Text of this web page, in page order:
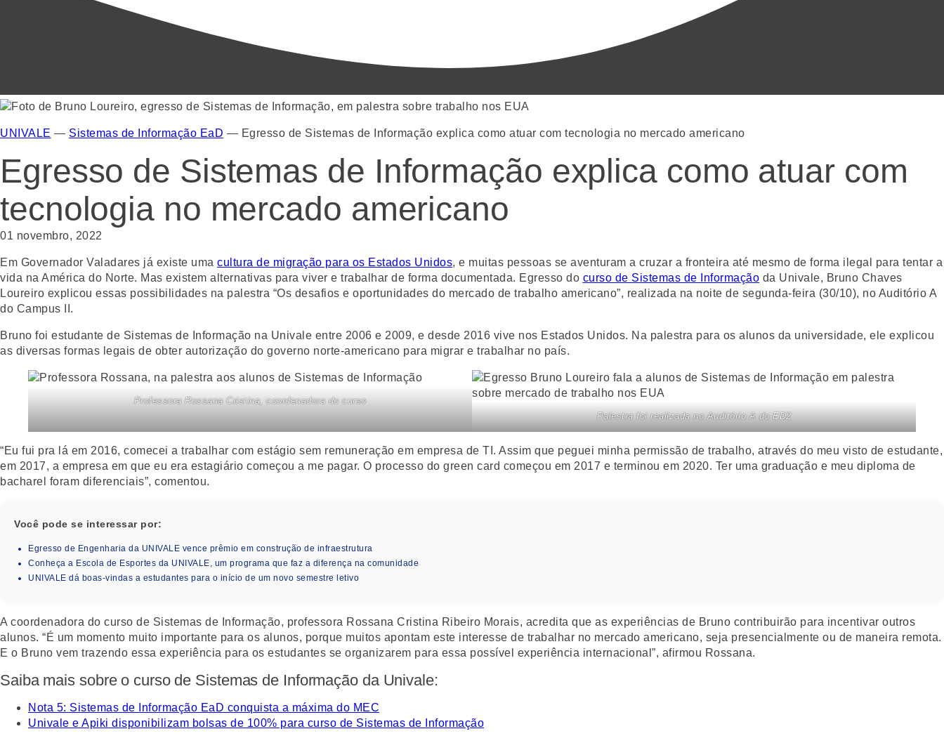
UNIVALE — Sistemas de Informação EaD — Egresso de Sistemas de Informação explica como atuar com tecnologia no mercado americano
Egresso de Sistemas de Informação explica como atuar com
tecnologia no mercado americano
01 novembro, 2022
Em Governador Valadares já existe uma cultura de migração para os Estados Unidos, e muitas pessoas se aventuram a cruzar a fronteira até mesmo de forma ilegal para tentar a
vida na América do Norte. Mas existem alternativas para viver e trabalhar de forma documentada. Egresso do curso de Sistemas de Informação da Univale, Bruno Chaves
Loureiro explicou essas possibilidades na palestra “Os desafios e oportunidades do mercado de trabalho americano”, realizada na noite de segunda-feira (30/10), no Auditório A
do Campus II.
Bruno foi estudante de Sistemas de Informação na Univale entre 2006 e 2009, e desde 2016 vive nos Estados Unidos. Na palestra para os alunos da universidade, ele explicou
as diversas formas legais de obter autorização do governo norte-americano para migrar e trabalhar no país.
Professora Rossana Cristina, coordenadora do curso
Palestra foi realizada no Auditório A do ED2
“Eu fui pra lá em 2016, comecei a trabalhar com estágio sem remuneração em empresa de TI. Assim que peguei minha permissão de trabalho, através do meu visto de estudante,
em 2017, a empresa em que eu era estagiário começou a me pagar. O processo do green card começou em 2017 e terminou em 2020. Ter uma graduação e meu diploma de
bacharel foram diferenciais”, comentou.
Você pode se interessar por:
Egresso de Engenharia da UNIVALE vence prêmio em construção de infraestrutura
Conheça a Escola de Esportes da UNIVALE, um programa que faz a diferença na comunidade
UNIVALE dá boas-vindas a estudantes para o início de um novo semestre letivo
A coordenadora do curso de Sistemas de Informação, professora Rossana Cristina Ribeiro Morais, acredita que as experiências de Bruno contribuirão para incentivar outros
alunos. “É um momento muito importante para os alunos, porque muitos apontam este interesse de trabalhar no mercado americano, seja presencialmente ou de maneira remota.
E o Bruno vem trazendo essa experiência para os estudantes se organizarem para essa possível experiência internacional”, afirmou Rossana.
Saiba mais sobre o curso de Sistemas de Informação da Univale:
Nota 5: Sistemas de Informação EaD conquista a máxima do MEC
Univale e Apiki disponibilizam bolsas de 100% para curso de Sistemas de Informação